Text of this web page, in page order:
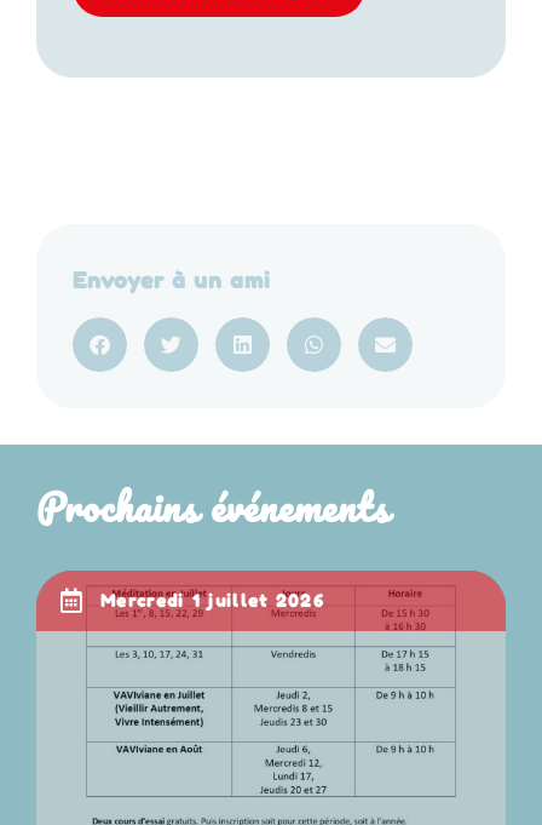
Envoyer à un ami
Prochains événements
mercredi 1 juillet 2026